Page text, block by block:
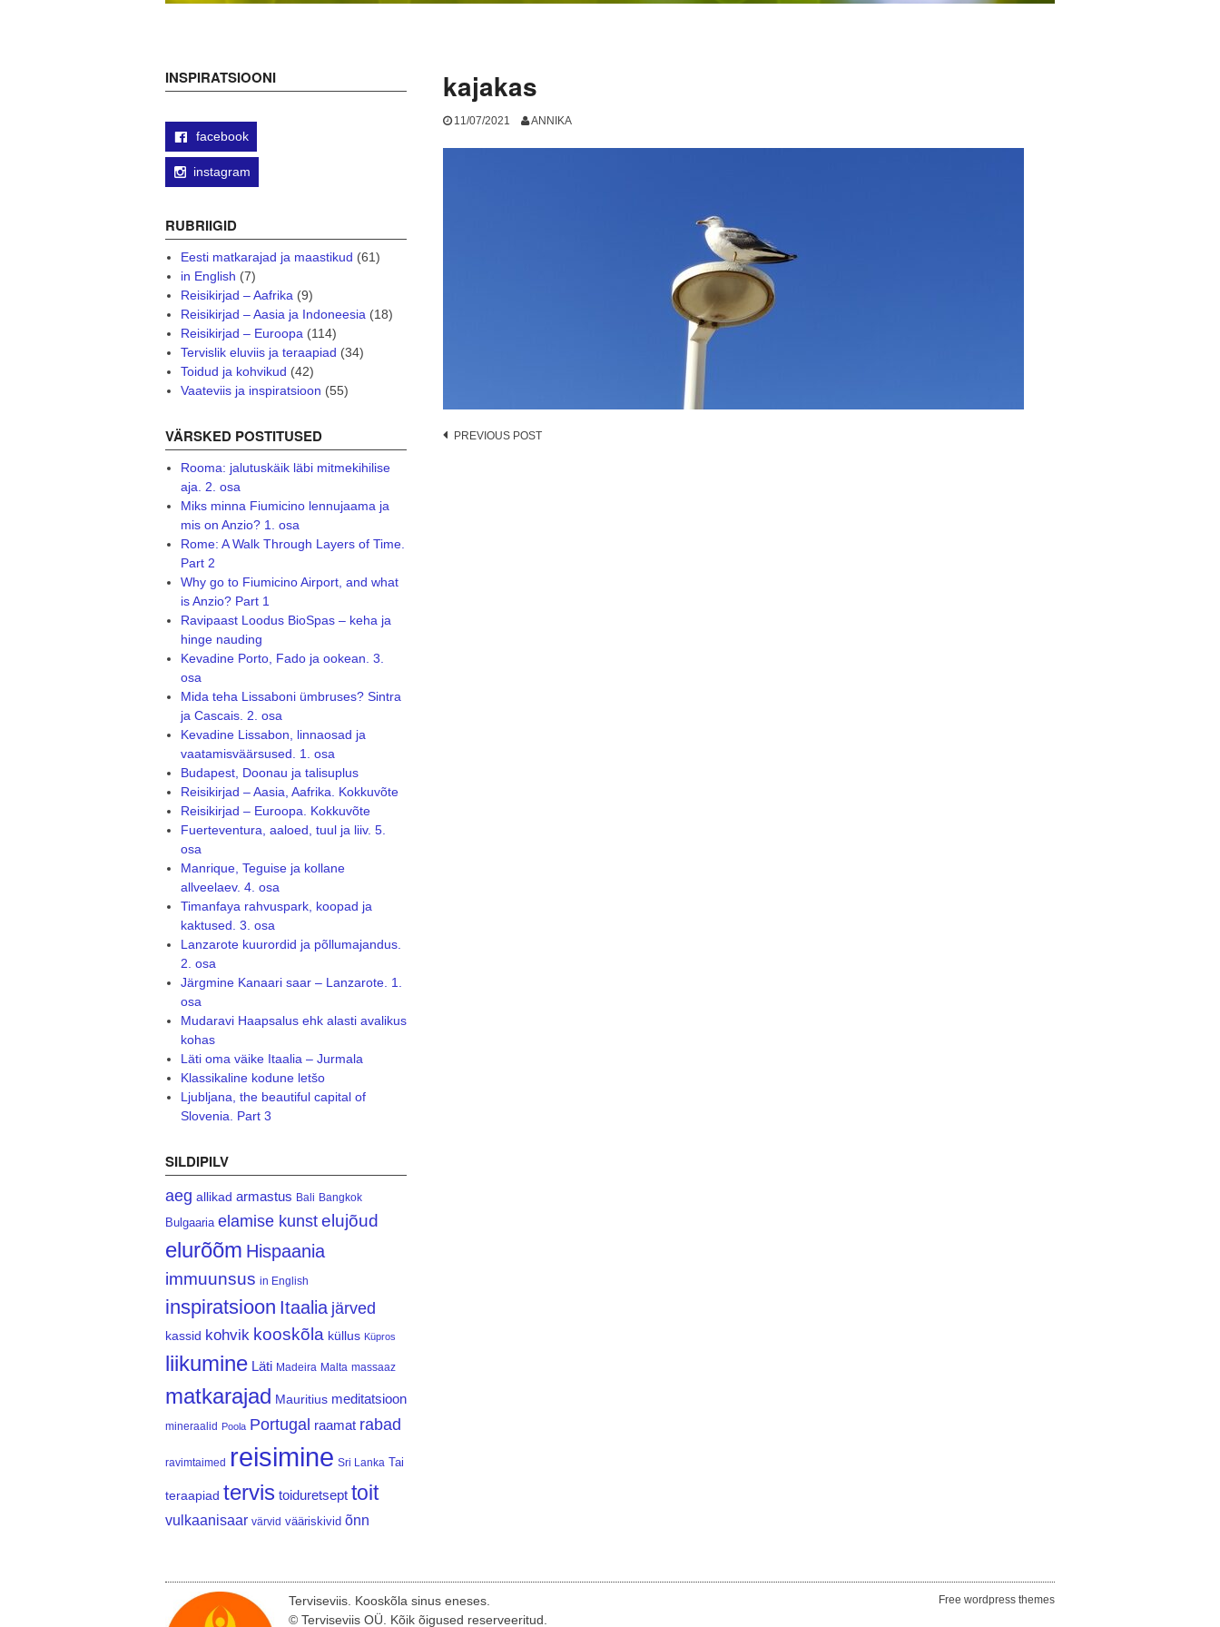
kajakas
11/07/2021 ANNIKA
Post
PREVIOUS POST
INSPIRATSIOONI
facebook
instagram
RUBRIIGID
Eesti matkarajad ja maastikud (61)
in English (7)
Reisikirjad – Aafrika(9)
Reisikirjad – Aasia ja Indoneesia(18)
Reisikirjad – Euroopa(114)
Tervislik eluviis ja teraapiad (34)
Toidud ja kohvikud (42)
Vaateviis ja inspiratsioon (55)
VÄRSKED POSTITUSED
Rooma: jalutuskäik läbi mitmekihilise
aja. 2. osa
Miks minna Fiumicino lennujaama ja
mis on Anzio? 1. osa
Rome: A Walk Through Layers of Time.
Part 2
Why go to Fiumicino Airport, and what
is Anzio? Part 1
Ravipaast Loodus BioSpas – keha ja
hinge nauding
Kevadine Porto, Fado ja ookean. 3.
osa
Mida teha Lissaboni ümbruses? Sintra
ja Cascais. 2. osa
Kevadine Lissabon, linnaosad ja
vaatamisväärsused. 1. osa
Budapest, Doonau ja talisuplus
Reisikirjad – Aasia, Aafrika. Kokkuvõte
Reisikirjad – Euroopa. Kokkuvõte
Fuerteventura, aaloed, tuul ja liiv. 5.
osa
Manrique, Teguise ja kollane
allveelaev. 4. osa
Timanfaya rahvuspark, koopad ja
kaktused. 3. osa
Lanzarote kuurordid ja põllumajandus.
2. osa
Järgmine Kanaari saar – Lanzarote. 1.
osa
Mudaravi Haapsalus ehk alasti avalikus
kohas
Läti oma väike Itaalia – Jurmala
Klassikaline kodune letšo
Ljubljana, the beautiful capital of
Slovenia. Part 3
SILDIPILV
aeg allikad armastus Bali Bangkok
Bulgaaria elamise kunst elujõud
elurõõm Hispaania
immuunsus in English
inspiratsioon Itaalia järved
kassid kohvik kooskõla küllus Küpros
liikumine Läti Madeira Malta massaaz
matkarajad Mauritius meditatsioon
mineraalid Poola Portugal raamat rabad
ravimtaimed reisimine Sri Lanka Tai
teraapiad tervis toiduretsept toit
vulkaanisaar värvid vääriskivid õnn
Terviseviis. Kooskõla sinus eneses.
© Terviseviis OÜ. Kõik õigused reserveeritud.
Free wordpress themes